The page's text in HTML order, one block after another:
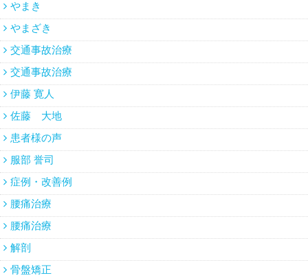
やまき
やまざき
交通事故治療
交通事故治療
伊藤 寛人
佐藤 大地
患者様の声
服部 誉司
症例・改善例
腰痛治療
腰痛治療
解剖
骨盤矯正